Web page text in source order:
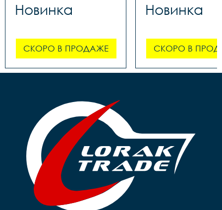
Новинка
СКОРО В ПРОДАЖЕ
Новинка
СКОРО В